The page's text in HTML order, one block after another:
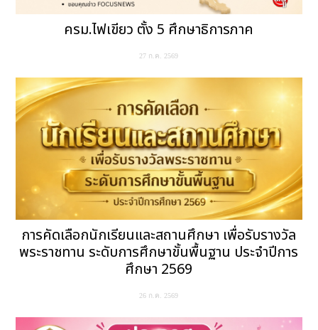
ครม.ไฟเขียว ตั้ง 5 ศึกษาธิการภาค
27 ก.ค. 2569
การคัดเลือกนักเรียนและสถานศึกษา เพื่อรับรางวัล
พระราชทาน ระดับการศึกษาขั้นพื้นฐาน ประจำปีการ
ศึกษา 2569
26 ก.ค. 2569